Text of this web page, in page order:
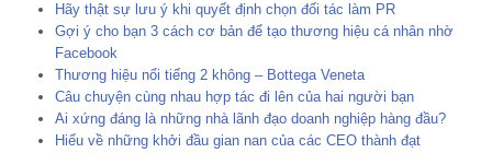
Hãy thật sự lưu ý khi quyết định chọn đối tác làm PR
Gợi ý cho bạn 3 cách cơ bản để tạo thương hiệu cá nhân nhờ
Facebook
Thương hiệu nổi tiếng 2 không – Bottega Veneta
Câu chuyện cùng nhau hợp tác đi lên của hai người bạn
Ai xứng đáng là những nhà lãnh đạo doanh nghiệp hàng đầu?
Hiểu về những khởi đầu gian nan của các CEO thành đạt